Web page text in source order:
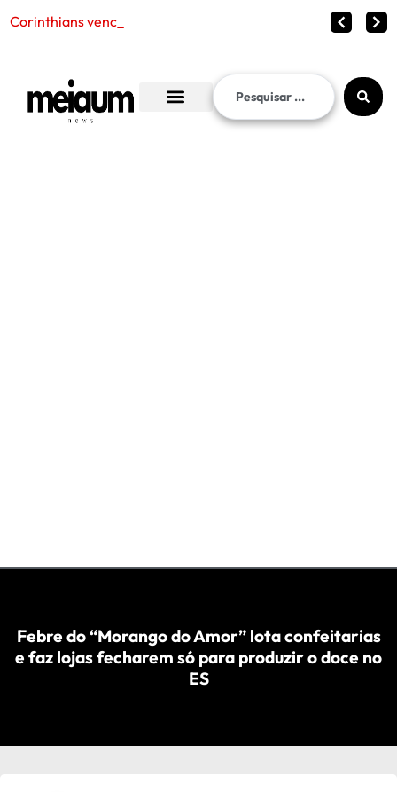
Corinthians vence o Internacional por 2
Febre do “Morango do Amor” lota confeitarias
e faz lojas fecharem só para produzir o doce no
ES